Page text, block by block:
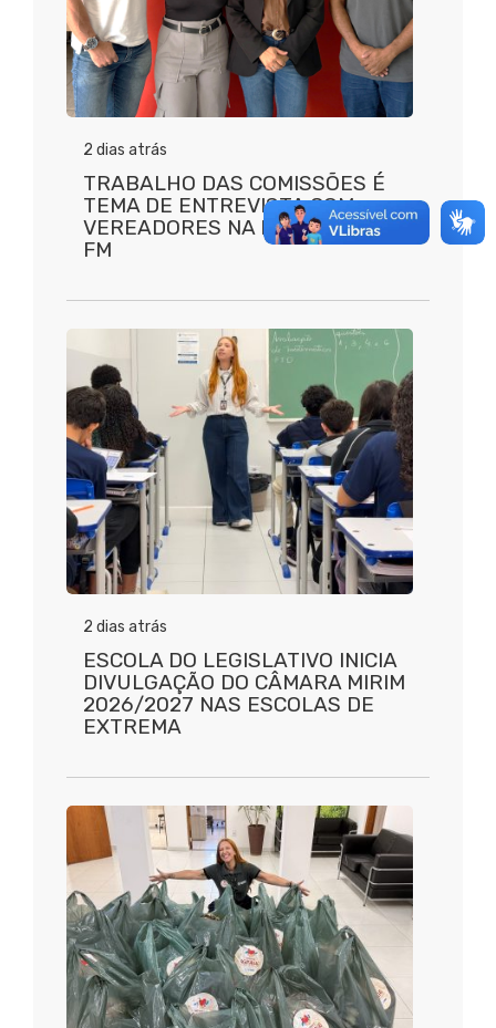
2 dias atrás
TRABALHO DAS COMISSÕES É
TEMA DE ENTREVISTA COM
VEREADORES NA RÁDIO PORTAL
FM
2 dias atrás
ESCOLA DO LEGISLATIVO INICIA
DIVULGAÇÃO DO CÂMARA MIRIM
2026/2027 NAS ESCOLAS DE
EXTREMA